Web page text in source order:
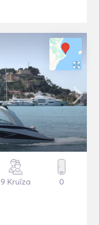
9 Kruīza 0